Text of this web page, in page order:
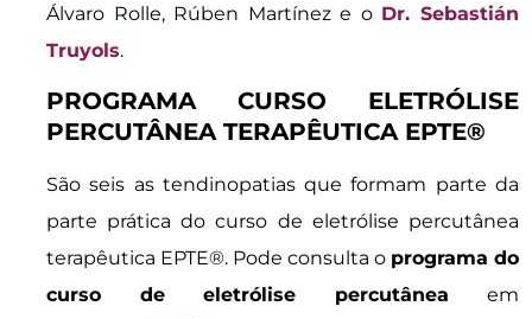
Álvaro Rolle, Rúben Martínez e o Dr. Sebastián
Truyols.
PROGRAMA CURSO ELETRÓLISE
PERCUTÂNEA TERAPÊUTICA EPTE®
São seis as tendinopatias que formam parte da
parte prática do curso de eletrólise percutânea
terapêutica EPTE®. Pode consulta o programa do
curso de eletrólise percutânea em